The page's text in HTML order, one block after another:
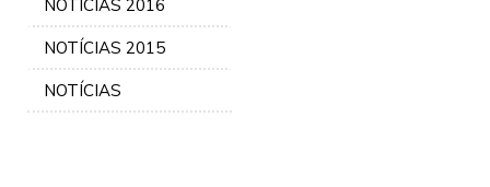
NOTÍCIAS 2016
NOTÍCIAS 2015
NOTÍCIAS